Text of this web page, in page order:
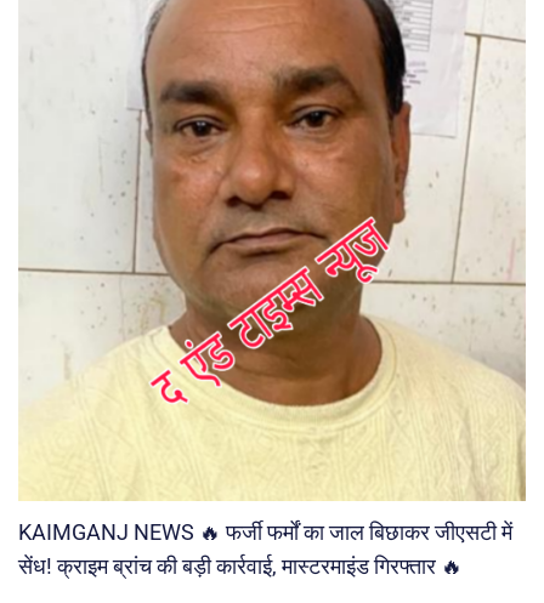
KAIMGANJ NEWS 🔥 फर्जी फर्मों का जाल बिछाकर जीएसटी में
सेंध! क्राइम ब्रांच की बड़ी कार्रवाई, मास्टरमाइंड गिरफ्तार 🔥